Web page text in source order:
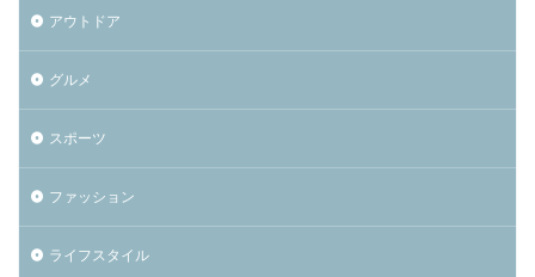
アウトドア
グルメ
スポーツ
ファッション
ライフスタイル